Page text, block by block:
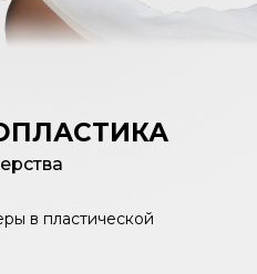
в пластической